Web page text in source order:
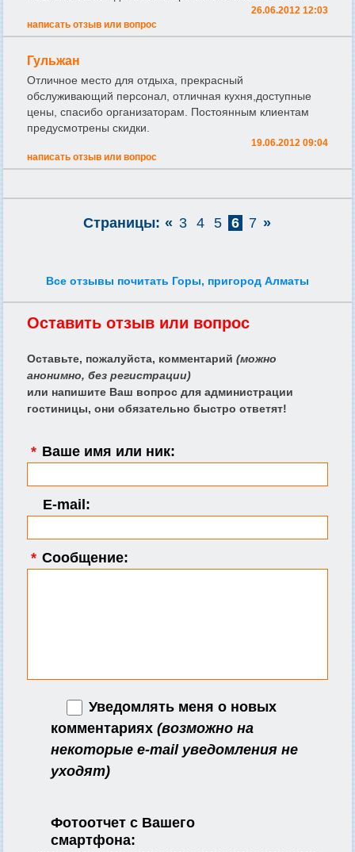
26.06.2012 12:03
написать отзыв или вопрос
Гульжан
Отличное место для отдыха, прекрасный
обслуживающий персонал, отличная кухня,доступные
цены, спасибо организаторам. Постоянным клиентам
предусмотрены скидки.
19.06.2012 09:04
написать отзыв или вопрос
Страницы: « 3 4 5 6 7 »
Все отзывы почитать Горы, пригород Алматы
Оставить отзыв или вопрос
Оставьте, пожалуйста, комментарий (можно
анонимно, без регистрации)
или напишите Ваш вопрос для администрации
гостиницы, они обязательно быстро ответят!
* Ваше имя или ник:
E-mail:
* Сообщение:
Уведомлять меня о новых
комментариях (возможно на
некоторые e-mail уведомления не
уходят)
Фотоотчет с Вашего
смартфона: